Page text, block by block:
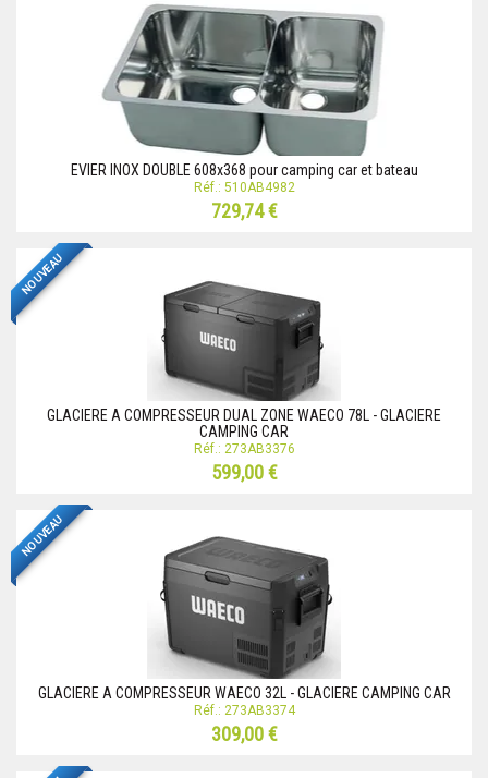
EVIER INOX DOUBLE 608x368 pour camping car et bateau
Réf.: 510AB4982
729,74 €
NOUVEAU
GLACIERE A COMPRESSEUR DUAL ZONE WAECO 78L - GLACIERE
CAMPING CAR
Réf.: 273AB3376
599,00 €
NOUVEAU
GLACIERE A COMPRESSEUR WAECO 32L - GLACIERE CAMPING CAR
Réf.: 273AB3374
309,00 €